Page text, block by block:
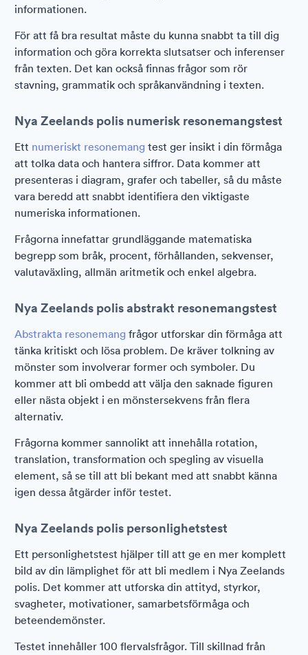
informationen.
För att få bra resultat måste du kunna snabbt ta till dig
information och göra korrekta slutsatser och inferenser
från texten. Det kan också finnas frågor som rör
stavning, grammatik och språkanvändning i texten.
Nya Zeelands polis numerisk resonemangstest
Ett numeriskt resonemang test ger insikt i din förmåga
att tolka data och hantera siffror. Data kommer att
presenteras i diagram, grafer och tabeller, så du måste
vara beredd att snabbt identifiera den viktigaste
numeriska informationen.
Frågorna innefattar grundläggande matematiska
begrepp som bråk, procent, förhållanden, sekvenser,
valutaväxling, allmän aritmetik och enkel algebra.
Nya Zeelands polis abstrakt resonemangstest
Abstrakta resonemang frågor utforskar din förmåga att
tänka kritiskt och lösa problem. De kräver tolkning av
mönster som involverar former och symboler. Du
kommer att bli ombedd att välja den saknade figuren
eller nästa objekt i en mönstersekvens från flera
alternativ.
Frågorna kommer sannolikt att innehålla rotation,
translation, transformation och spegling av visuella
element, så se till att bli bekant med att snabbt känna
igen dessa åtgärder inför testet.
Nya Zeelands polis personlighetstest
Ett personlighetstest hjälper till att ge en mer komplett
bild av din lämplighet för att bli medlem i Nya Zeelands
polis. Det kommer att utforska din attityd, styrkor,
svagheter, motivationer, samarbetsförmåga och
beteendemönster.
Testet innehåller 100 flervalsfrågor. Till skillnad från